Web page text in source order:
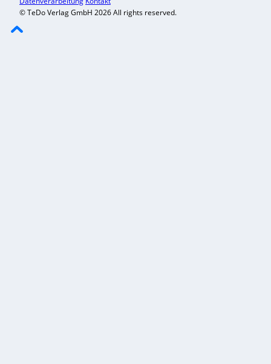
© TeDo Verlag GmbH 2026 All rights reserved.